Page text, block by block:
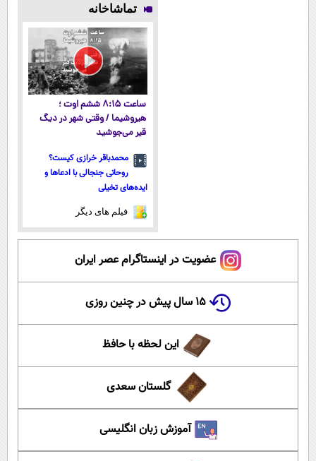
بفروش
پرداخت قسطی
تماشاخانه
ساعت ۸:۱۵ ششم اوت ؛
هیروشیما / وقتی شهر در دیگ
قیر می‌جوشید
محمدباقر خرازی کیست؟
روحانی جنجالی با ادعاها و
ایده‌های تخیلی
فیلم های دیگر
عضویت در اینستاگرام عصر ایران
۱۵ سال پیش در چنین روزی
این لحظه با حافظ
گلستان سعدی
آموزش زبان انگلیسی